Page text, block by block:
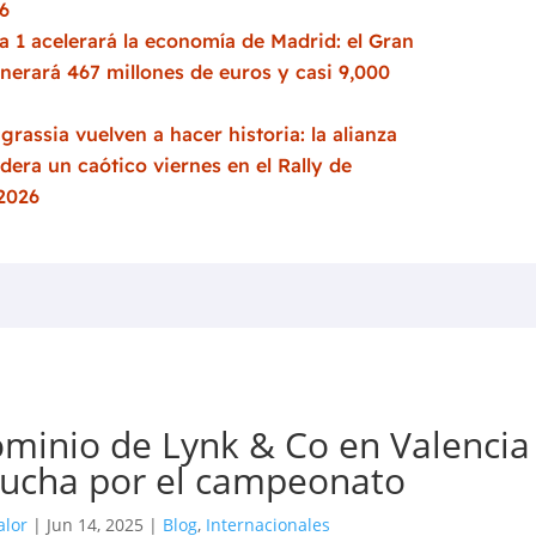
1 acelerará la economía de Madrid: el Gran
467 millones de euros y casi 9,000
vuelven a hacer historia: la alianza
un caótico viernes en el Rally de
de Lynk & Co en
por el campeonato
| Jun 14, 2025 | Blog, Internacionales